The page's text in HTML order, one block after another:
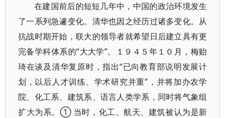
在建国前后的短短几年中，中国的政治环境发生
了一系列急遽变化。清华也因之经历过诸多变化。从
抗战时期开始，联大的领导者就希望日后建立具有更
完备学科体系的“大大学”。１９４５年１０月，梅贻
琦在谈及清华复原时，指出“已向教育部说明发展计
划，以后人才训练、学术研究并重”，并将加办农学
院、化工系、建筑系、语言人类学系，同时将气象组
扩大为系。① 当时，化工、航天、建筑被认为是新